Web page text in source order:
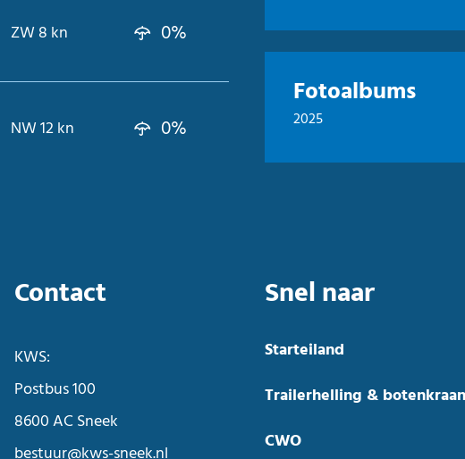
ZW 8 kn 0%
NW 12 kn 0%
Fotoalbums
2025
Contact
KWS:
Postbus 100
8600 AC Sneek
Snel naar
Starteiland
Trailerhelling & botenkraan
CWO